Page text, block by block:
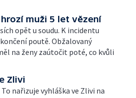
muži 5 let vězení
opět u soudu. K incidentu
poutě. Obžalovaný
na ženy zaútočit poté, co kvůli
Zlivi
nařizuje vyhláška ve Zlivi na